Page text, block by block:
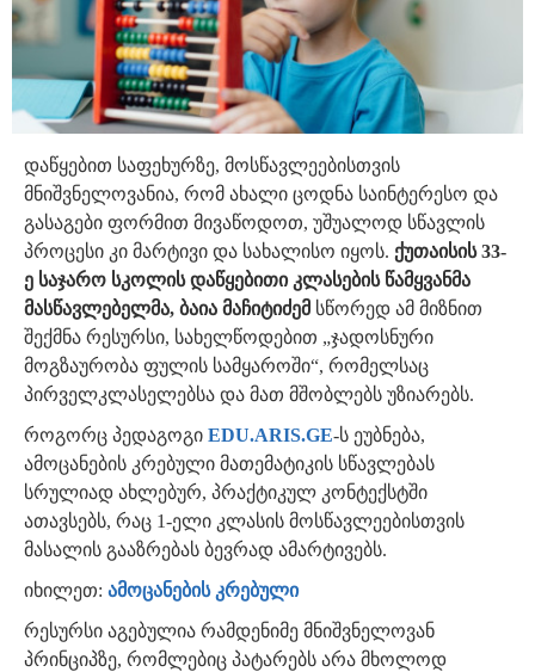
დაწყებით საფეხურზე, მოსწავლეებისთვის
მნიშვნელოვანია, რომ ახალი ცოდნა საინტერესო და
გასაგები ფორმით მივაწოდოთ, უშუალოდ სწავლის
პროცესი კი მარტივი და სახალისო იყოს. ქუთაისის 33-
ე საჯარო სკოლის დაწყებითი კლასების წამყვანმა
მასწავლებელმა, ბაია მაჩიტიძემ სწორედ ამ მიზნით
შექმნა რესურსი, სახელწოდებით „ჯადოსნური
მოგზაურობა ფულის სამყაროში“, რომელსაც
პირველკლასელებსა და მათ მშობლებს უზიარებს.
როგორც პედაგოგი EDU.ARIS.GE-ს ეუბნება,
ამოცანების კრებული მათემატიკის სწავლებას
სრულიად ახლებურ, პრაქტიკულ კონტექსტში
ათავსებს, რაც 1-ელი კლასის მოსწავლეებისთვის
მასალის გააზრებას ბევრად ამარტივებს.
იხილეთ: ამოცანების კრებული
რესურსი აგებულია რამდენიმე მნიშვნელოვან
პრინციპზე, რომლებიც პატარებს არა მხოლოდ